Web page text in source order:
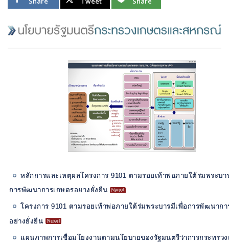
หลักการและเหตุผลโครงการ 9101 ตามรอยเท้าพ่อภายใต้ร่มพระบา
การพัฒนาการเกษตรอยางยั่งยืน
โครงการ 9101 ตามรอยเท้าพ่อภายใต้ร่มพระบารมีเพื่อการพัฒนากา
อย่างยั่งยืน
แผนภาพการเชื่อมโยงงานตามนโยบายของรัฐมนตรีว่าการกระทรวง